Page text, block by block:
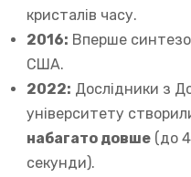
кристалів часу.
2016: Вперше
США.
2022: Дослідники з
університету
набагато довше (до
секунди).